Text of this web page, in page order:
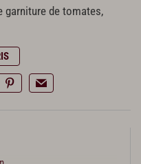
garniture de tomates,